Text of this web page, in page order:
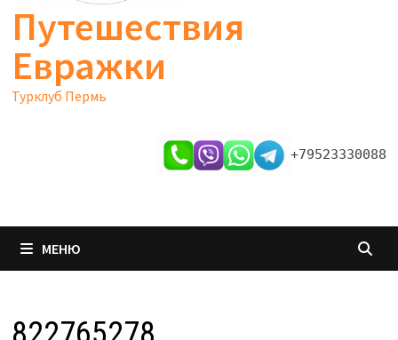
Путешествия
Евражки
Турклуб Пермь
+79523330088
МЕНЮ